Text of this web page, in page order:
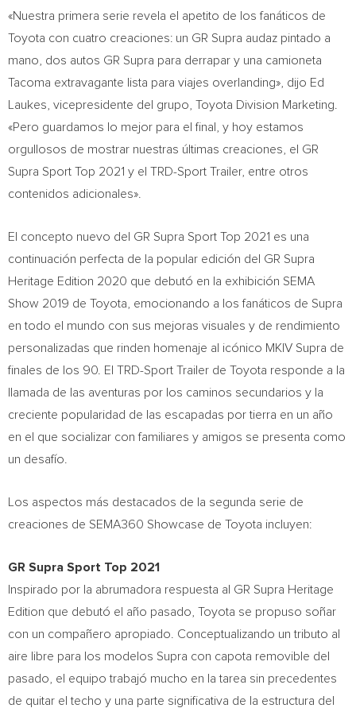
«Nuestra primera serie revela el apetito de los fanáticos de
Toyota con cuatro creaciones: un GR Supra audaz pintado a
mano, dos autos GR Supra para derrapar y una camioneta
Tacoma extravagante lista para viajes overlanding», dijo Ed
Laukes , vicepresidente del grupo, Toyota Division Marketing.
«Pero guardamos lo mejor para el final, y hoy estamos
orgullosos de mostrar nuestras últimas creaciones, el GR
Supra Sport Top 2021 y el TRD-Sport Trailer, entre otros
contenidos adicionales».
El concepto nuevo del GR Supra Sport Top 2021 es una
continuación perfecta de la popular edición del GR Supra
Heritage Edition 2020 que debutó en la exhibición SEMA
Show 2019 de Toyota, emocionando a los fanáticos de Supra
en todo el mundo con sus mejoras visuales y de rendimiento
personalizadas que rinden homenaje al icónico MKIV Supra de
finales de los 90. El TRD-Sport Trailer de Toyota responde a la
llamada de las aventuras por los caminos secundarios y la
creciente popularidad de las escapadas por tierra en un año
en el que socializar con familiares y amigos se presenta como
un desafío.
Los aspectos más destacados de la segunda serie de
creaciones de SEMA360 Showcase de Toyota incluyen:
GR Supra Sport Top 2021
Inspirado por la abrumadora respuesta al GR Supra Heritage
Edition que debutó el año pasado, Toyota se propuso soñar
con un compañero apropiado. Conceptualizando un tributo al
aire libre para los modelos Supra con capota removible del
pasado, el equipo trabajó mucho en la tarea sin precedentes
de quitar el techo y una parte significativa de la estructura del